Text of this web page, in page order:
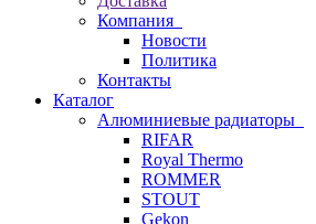
Компания
Новости
Политика
Контакты
Каталог
Алюминиевые радиаторы
RIFAR
Royal Thermo
ROMMER
STOUT
Gekon